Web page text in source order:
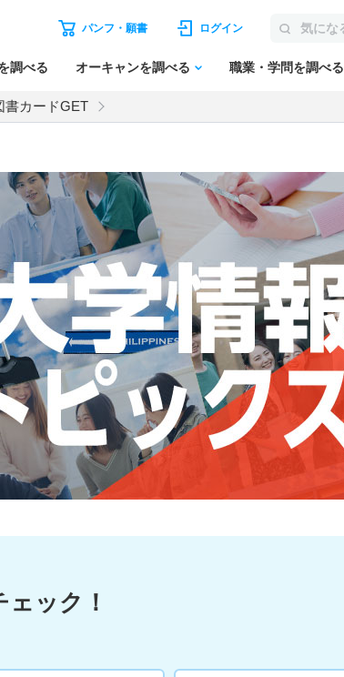
パンフ・願書 ログイン
調べる オーキャンを調べる 職業・学問を調べる
書カードGET
ック！